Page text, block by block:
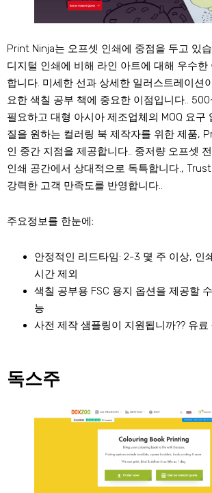
Print Ninja는 오프셋 인쇄에 중점을 두고 있
디지털 인쇄에 비해 라인 아트에 대해 우수한
합니다. 미세한 선과 상세한 일러스트레이션
요한 색칠 공부 책에 중요한 이점입니다..
필요하고 대형 아시아 제조업체의 MOQ 요구
질을 원하는 컬러링 북 제작자를 위한 제품,
인 중간 지점을 제공합니다.. 중저량 오프셋
인쇄 공간에서 상대적으로 독특합니다.,
강력한 고객 만족도를 반영합니다..
주요정보를 한눈에:
안정적인 리드타임: 2-3 몇 주 이상, 인
시간 제외
색칠 공부용 FSC 용지 옵션을 제공할
능
사전 제작 샘플링이 지원됩니까?? 유료
독스주